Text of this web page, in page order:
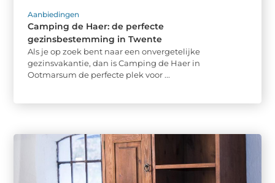
Aanbiedingen
Camping de Haer: de perfecte
gezinsbestemming in Twente
Als je op zoek bent naar een onvergetelijke
gezinsvakantie, dan is Camping de Haer in
Ootmarsum de perfecte plek voor ...